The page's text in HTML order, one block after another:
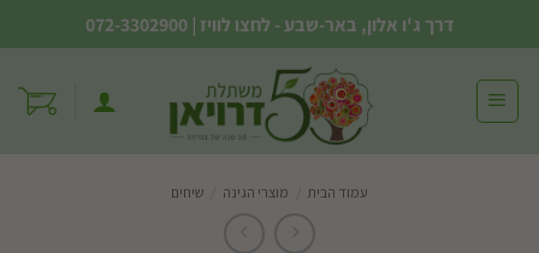
to
content
דרך ג'ו אלון, באר-שבע - לחצו לוויז |
072-3302900
עמוד הבית מוצרי הגינה שיחים